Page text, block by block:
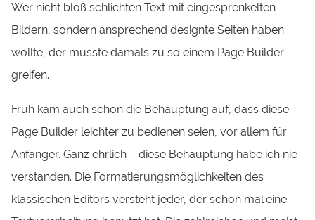
Wer nicht bloß schlichten Text mit eingesprenkelten
Bildern, sondern ansprechend designte Seiten haben
wollte, der musste damals zu so einem Page Builder
greifen.
Früh kam auch schon die Behauptung auf, dass diese
Page Builder leichter zu bedienen seien, vor allem für
Anfänger. Ganz ehrlich – diese Behauptung habe ich nie
verstanden. Die Formatierungsmöglichkeiten des
klassischen Editors versteht jeder, der schon mal eine